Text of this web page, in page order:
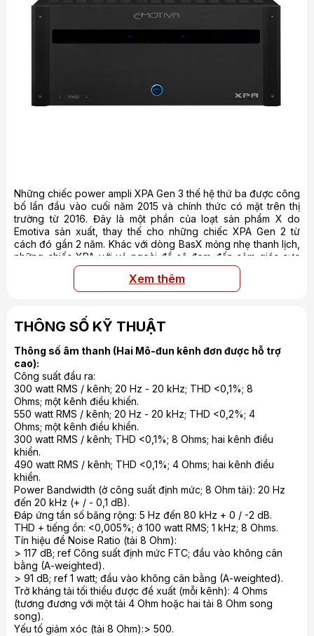
Những chiếc power ampli XPA Gen 3 thế hệ thứ ba được công
bố lần đầu vào cuối năm 2015 và chính thức có mặt trên thị
trường từ 2016. Đây là một phần của loạt sản phẩm X do
Emotiva sản xuất, thay thế cho những chiếc XPA Gen 2 từ
cách đó gần 2 năm. Khác với dòng BasX mỏng nhẹ thanh lịch,
những chiếc XPA với vẻ ngoài đồ sộ đem đến cảm giác cực
kỳ mạnh mẽ, chắc chắn. Tất nhiên, những đặc điểm như
khung thân bằng kim loại đem đến cảm giác bền bỉ, vững
vàng, mặt nhôm phay xước vẫn được giữ nguyên, tạo nên một
Power-amp đa kênh XPA thế hệ thứ ba có tất cả 5 mẫu: XPA-
11 Gen 3, XPA-9 Gen 3, XPA-7 Gen 3, XPA-5 Gen 3 và XPA-3
Gen 3. Nhìn chung, với năm mẫu này, Emotiva vẫn tự tin sản
phẩm của mình sẽ thành công cho dù mức giá của chúng một
trời một vực so với dòng sơ nhập BasX. Với ưu thế của một
trong những thương hiệu hifi uy tín của nước Mỹ, Emotiva luôn
biết cách chiều lòng khách hàng bằng những sản phẩm tuy
giá không cao nhưng chất lượng thì luôn vượt xa số tiền mà
người nghe đầu tư. Ngoài ra, còn một yếu tố nữa khiến sản
phẩm Emotiva rẻ hơn những hãng khác, đó là họ không tốn
quá nhiều tiền vào hệ thống phân phối, bán lẻ. Thay vào đó,
khách hàng có thể đặt mua trực tiếp sản phẩm ngay trên trang
web của hãng, điều mà không phải bất cứ nhà sản xuất nào
cũng làm được. Bởi vậy, Emotiva hoàn toàn có lý do để tin
rằng các power-amp XPA nói chung sẽ thành công khi bước
vào thị trường.
Chi tiết kỹ thuật
Xem thêm
THÔNG SỐ KỸ THUẬT
Thông số âm thanh (Hai Mô-đun kênh đơn được hỗ trợ
cao):
Công suất đầu ra:
300 watt RMS / kênh; 20 Hz - 20 kHz; THD <0,1%; 8
Ohms; một kênh điều khiển.
550 watt RMS / kênh; 20 Hz - 20 kHz; THD <0,2%; 4
Ohms; một kênh điều khiển.
300 watt RMS / kênh; THD <0,1%; 8 Ohms; hai kênh điều
khiển.
490 watt RMS / kênh; THD <0,1%; 4 Ohms; hai kênh điều
khiển.
Power Bandwidth (ở công suất định mức; 8 Ohm tải): 20 Hz
đến 20 kHz (+ / - 0,1 dB).
Đáp ứng tần số băng rộng: 5 Hz đến 80 kHz + 0 / -2 dB.
THD + tiếng ồn: <0,005%; ở 100 watt RMS; 1 kHz; 8 Ohms.
Tín hiệu để Noise Ratio (tải 8 Ohm):
> 117 dB; ref Công suất định mức FTC; đầu vào không cân
bằng (A-weighted).
> 91 dB; ref 1 watt; đầu vào không cân bằng (A-weighted).
Trở kháng tải tối thiểu được đề xuất (mỗi kênh): 4 Ohms
(tương đương với một tải 4 Ohm hoặc hai tải 8 Ohm song
song).
Yếu tố giảm xóc (tải 8 Ohm):> 500.